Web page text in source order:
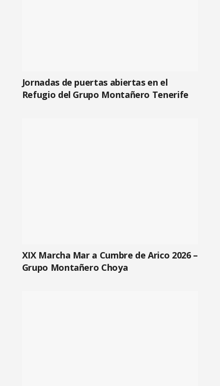
Jornadas de puertas abiertas en el
Refugio del Grupo Montañero Tenerife
XIX Marcha Mar a Cumbre de Arico 2026 –
Grupo Montañero Choya